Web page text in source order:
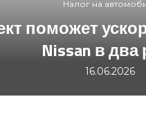
Налог на
поможет
Nissan в два
16.06.2026